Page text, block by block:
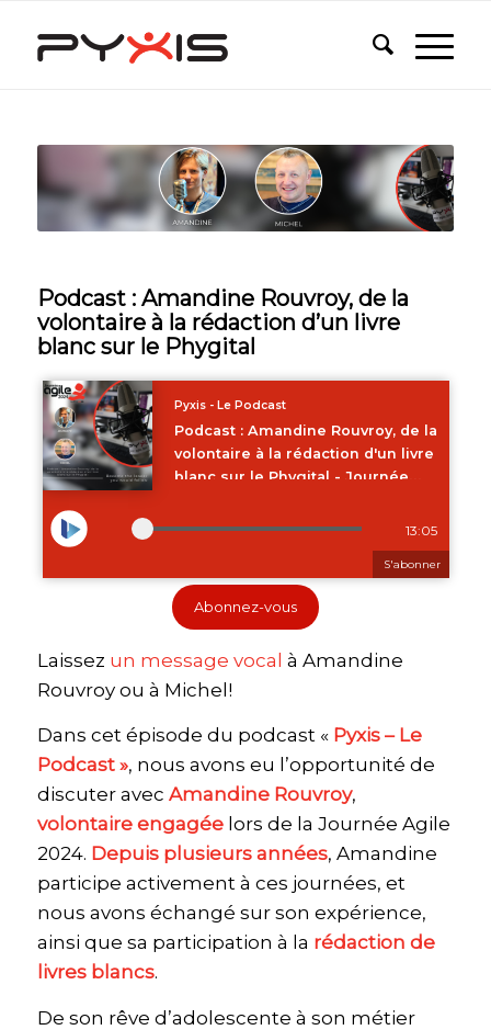
Podcast : Amandine Rouvroy, de la
volontaire à la rédaction d’un livre
blanc sur le Phygital
Abonnez-vous
Laissez ⁠un message vocal⁠ à Amandine
Rouvroy ou à Michel!
Dans cet épisode du podcast « Pyxis – Le
Podcast », nous avons eu l’opportunité de
discuter avec Amandine Rouvroy,
volontaire engagéelors de la Journée Agile
2024. Depuis plusieurs années, Amandine
participe activement à ces journées, et
nous avons échangé sur son expérience,
ainsi que sa participation à la rédaction de
livres blancs.
De son rêve d’adolescente à son métier